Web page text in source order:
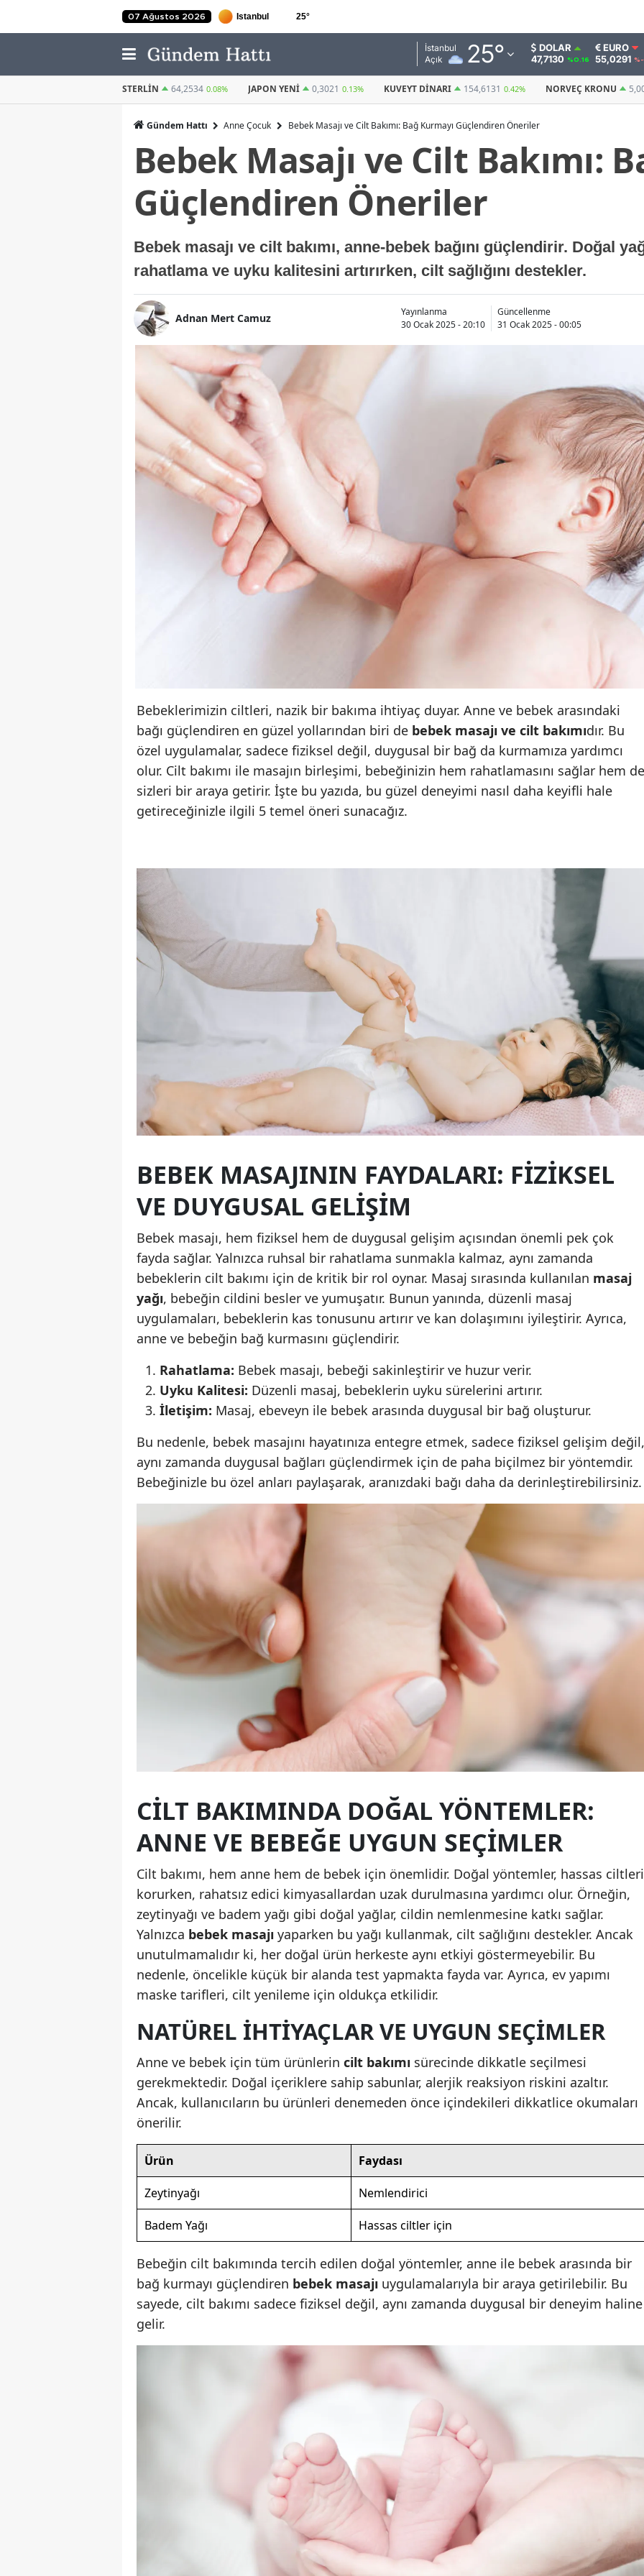
07 Ağustos 2026 25°
İstanbul
Açık
25°
Adana
Adıyaman
Afyonkarahisar
Ağrı
Amasya
Ankara
Antalya
Artvin
Aydın
Balıkesir
Bursa
Çanakkale
Çankırı
Çorum
Elazığ
Erzincan
Erzurum
Eskişehir
Gümüşhane
İzmir
Kastamonu
Kayseri
Konya
Kütahya
Malatya
Kahramanmaraş
Mardin
Muş
Nevşehir
Rize
Sakarya
Samsun
Siirt
Sinop
Trabzon
Tunceli
Şanlıurfa
Uşak
Van
Yozgat
Karaman
Kırıkkale
Ardahan
Yalova
Karabük
Osmaniye
Düzce
DOLAR
47,7130 %0.16
EURO
55,0291
JAPON YENI 0,3021 0.13% KUVEYT DINARI 154,6131 0.42% NORVEÇ KRONU 5,0021 0.2% BITCOIN(USDT)
Gündem Hattı Anne Çocuk Bebek Masajı ve Cilt Bakımı: Bağ Kurmayı Güçlendiren Öneriler
Bebek Masajı ve Cilt Bakımı:
Güçlendiren Öneriler
Bebek masajı ve cilt bakımı, anne-bebek bağını güçlendirir. Doğal
rahatlama ve uyku kalitesini artırırken, cilt sağlığını destekler.
Adnan Mert Camuz
Yayınlanma
30 Ocak 2025 - 20:10
Güncellenme
31 Ocak 2025 - 00:05
Bebeklerimizin ciltleri, nazik bir bakıma ihtiyaç duyar. Anne ve bebek arasındaki
bağı güçlendiren en güzel yollarından biri de bebek masajı ve cilt bakımıdır. Bu
özel uygulamalar, sadece fiziksel değil, duygusal bir bağ da kurmamıza yardımcı
olur. Cilt bakımı ile masajın birleşimi, bebeğinizin hem rahatlamasını sağlar hem de
sizleri bir araya getirir. İşte bu yazıda, bu güzel deneyimi nasıl daha keyifli hale
getireceğinizle ilgili 5 temel öneri sunacağız.
BEBEK MASAJININ FAYDALARI: FIZIKSEL
VE DUYGUSAL GELIŞIM
Bebek masajı, hem fiziksel hem de duygusal gelişim açısından önemli pek çok
fayda sağlar. Yalnızca ruhsal bir rahatlama sunmakla kalmaz, aynı zamanda
bebeklerin cilt bakımı için de kritik bir rol oynar. Masaj sırasında kullanılan masaj
yağı, bebeğin cildini besler ve yumuşatır. Bunun yanında, düzenli masaj
uygulamaları, bebeklerin kas tonusunu artırır ve kan dolaşımını iyileştirir. Ayrıca,
anne ve bebeğin bağ kurmasını güçlendirir.
Rahatlama: Bebek masajı, bebeği sakinleştirir ve huzur verir.
Uyku Kalitesi: Düzenli masaj, bebeklerin uyku sürelerini artırır.
İletişim: Masaj, ebeveyn ile bebek arasında duygusal bir bağ oluşturur.
Bu nedenle, bebek masajını hayatınıza entegre etmek, sadece fiziksel gelişim değil,
aynı zamanda duygusal bağları güçlendirmek için de paha biçilmez bir yöntemdir.
Bebeğinizle bu özel anları paylaşarak, aranızdaki bağı daha da derinleştirebilirsiniz.
CILT BAKIMINDA DOĞAL YÖNTEMLER:
ANNE VE BEBEĞE UYGUN SEÇIMLER
Cilt bakımı, hem anne hem de bebek için önemlidir. Doğal yöntemler, hassas ciltleri
korurken, rahatsız edici kimyasallardan uzak durulmasına yardımcı olur. Örneğin,
zeytinyağı ve badem yağı gibi doğal yağlar, cildin nemlenmesine katkı sağlar.
Yalnızca bebek masajı yaparken bu yağı kullanmak, cilt sağlığını destekler. Ancak
unutulmamalıdır ki, her doğal ürün herkeste aynı etkiyi göstermeyebilir. Bu
nedenle, öncelikle küçük bir alanda test yapmakta fayda var. Ayrıca, ev yapımı
maske tarifleri, cilt yenileme için oldukça etkilidir.
NATÜREL İHTIYAÇLAR VE UYGUN SEÇIMLER
Anne ve bebek için tüm ürünlerin cilt bakımı sürecinde dikkatle seçilmesi
gerekmektedir. Doğal içeriklere sahip sabunlar, alerjik reaksiyon riskini azaltır.
Ancak, kullanıcıların bu ürünleri denemeden önce içindekileri dikkatlice okumaları
önerilir.
Ürün Faydası
Zeytinyağı Nemlendirici
Badem Yağı Hassas ciltler için
Bebeğin cilt bakımında tercih edilen doğal yöntemler, anne ile bebek arasında bir
bağ kurmayı güçlendiren bebek masajı uygulamalarıyla bir araya getirilebilir. Bu
sayede, cilt bakımı sadece fiziksel değil, aynı zamanda duygusal bir deneyim haline
gelir.